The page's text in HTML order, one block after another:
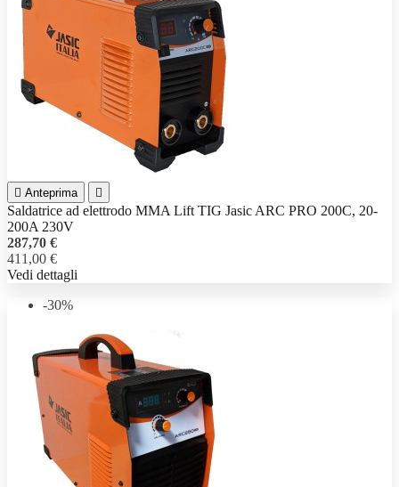
 Anteprima 
Saldatrice ad elettrodo MMA Lift TIG Jasic ARC PRO 200C, 20-
200A 230V
287,70 €
411,00 €
Vedi dettagli
-30%